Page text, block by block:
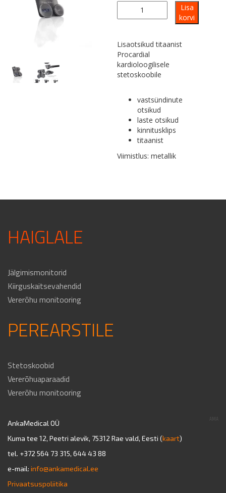
PEDIATRIC
WITH
CLIP
-
FOR
TITANIUM
STETHOSCOPE
kogus
Lisa
korvi
Lisaotsikud titaanist
Procardial
kardioloogilisele
stetoskoobile
vastsündinute
otsikud
laste otsikud
kinnitusklips
titaanist
Viimistlus: metallik
HAIGLALE
Jälgimismonitorid
Kiirguskaitsevahendid
Vererõhu monitooring
PEREARSTILE
Stetoskoobid
Vererõhuaparaadid
Vererõhu monitooring
AnkaMedical OÜ
Kuma tee 12, Peetri alevik, 75312 Rae vald, Eesti (kaart)
tel. +372 564 73 315, 644 43 88
e-mail: info@ankamedical.ee
Privaatsuspoliitika